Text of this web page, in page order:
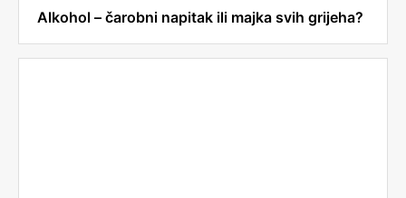
Alkohol – čarobni napitak ili majka svih grijeha?